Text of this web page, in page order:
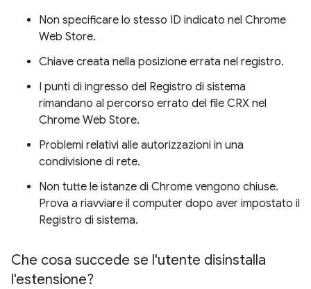
Non specificare lo stesso ID indicato nel Chrome
Web Store.
Chiave creata nella posizione errata nel registro.
I punti di ingresso del Registro di sistema
rimandano al percorso errato del file CRX nel
Chrome Web Store.
Problemi relativi alle autorizzazioni in una
condivisione di rete.
Non tutte le istanze di Chrome vengono chiuse.
Prova a riavviare il computer dopo aver impostato il
Registro di sistema.
Che cosa succede se l'utente disinstalla
l'estensione?